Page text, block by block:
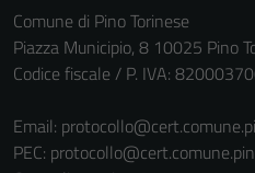
Comune di Pino Torinese
Piazza Municipio, 8 10025 Pino
Codice fiscale / P. IVA:
Email:
PEC: